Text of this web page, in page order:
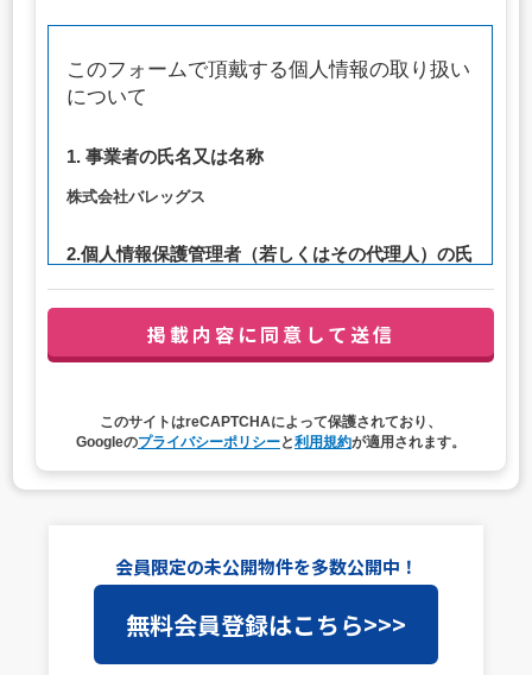
このフォームで頂戴する個人情報の取り扱い
について
1. 事業者の氏名又は名称
株式会社バレッグス
2.個人情報保護管理者（若しくはその代理人）の氏
連絡先：privacy@balleggs.co.jp
（1）お問い合わせ対応（本人への連絡を含む）のため
4. 個人情報取扱いの委託
当社は事業運営上、前項利用目的の範囲に限って個人情報
を外部に委託することがあります。この場合、個人情報保
護水準の高い委託先を選定し、個人情報の適正管理・機密
保持についての契約を交わし、適切な管理を実施させま
このサイトはreCAPTCHAによって保護されており、
Googleのプライバシーポリシーと利用規約が適用されます。
会員限定の未公開物件を多数公開中！
無料会員登録はこちら>>>